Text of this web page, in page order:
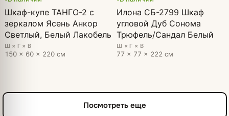
Шкаф-купе ТАНГО-2 с
зеркалом Ясень Анкор
Светлый, Белый Лакобель
Ш × Г × В
150 × 60 × 220 см
Илона СБ-2799 Шкаф
угловой Дуб Сонома
Трюфель/Сандал Белый
Ш × Г × В
77 × 77 × 222 см
Посмотреть еще